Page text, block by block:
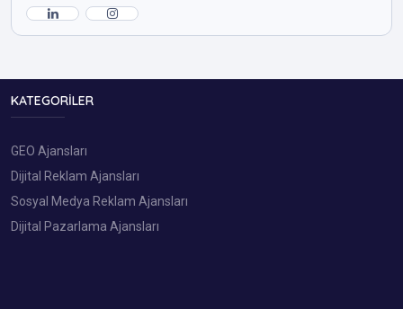
KATEGORILER
GEO Ajansları
Dijital Reklam Ajansları
Sosyal Medya Reklam Ajansları
Dijital Pazarlama Ajansları